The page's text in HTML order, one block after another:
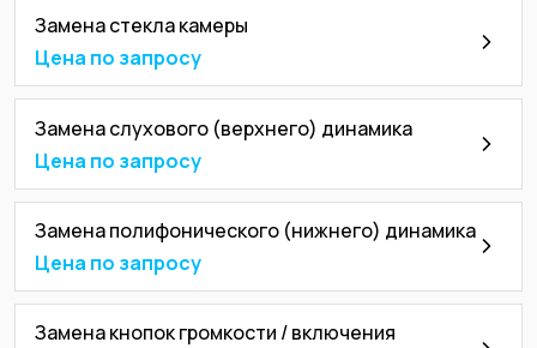
Замена стекла камеры
Цена по запросу
Замена слухового (верхнего) динамика
Цена по запросу
Замена полифонического (нижнего) динамика
Цена по запросу
Замена кнопок громкости / включения